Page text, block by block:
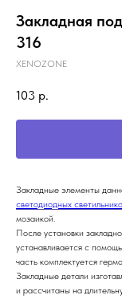
Закладная
316
XENOZONE
103 р.
Закладные элементы
светодиодных
мозаикой.
После установки
устанавливается с
часть комплектуется
Закладные детали
и рассчитаны на